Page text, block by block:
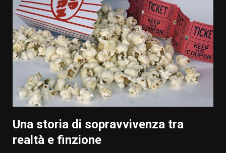
Una storia di sopravvivenza tra
realtà e finzione